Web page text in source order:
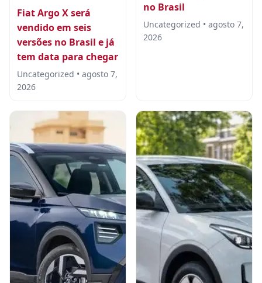
Fiat Argo X será
vendido em seis
versões no Brasil e já
tem data para chegar
Uncategorized • agosto 7,
2026
no Brasil
Uncategorized • agosto 7,
2026